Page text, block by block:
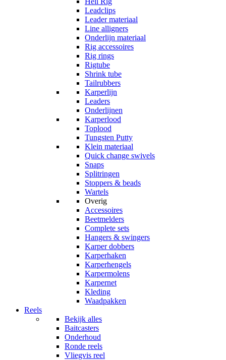
Leadclips
Leader materiaal
Line alligners
Onderlijn materiaal
Rig accessoires
Rig rings
Rigtube
Shrink tube
Tailrubbers
Karperlijn
Leaders
Onderlijnen
Karperlood
Toplood
Tungsten Putty
Klein materiaal
Quick change swivels
Snaps
Splitringen
Stoppers & beads
Wartels
Overig
Accessoires
Beetmelders
Complete sets
Hangers & swingers
Karper dobbers
Karperhaken
Karperhengels
Karpermolens
Karpernet
Kleding
Waadpakken
Reels
Bekijk alles
Baitcasters
Onderhoud
Ronde reels
Vliegvis reel